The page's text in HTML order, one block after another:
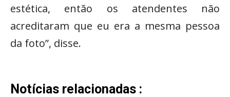
estética, então os atendentes não
acreditaram que eu era a mesma pessoa
da foto”, disse.
Notícias relacionadas :